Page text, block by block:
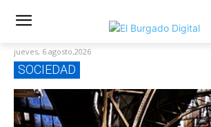
jueves, 6 agosto,2026
SOCIEDAD